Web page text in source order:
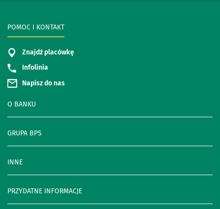
POMOC I KONTAKT
Znajdź placówkę
Infolinia
Napisz do nas
O BANKU
GRUPA BPS
INNE
PRZYDATNE INFORMACJE